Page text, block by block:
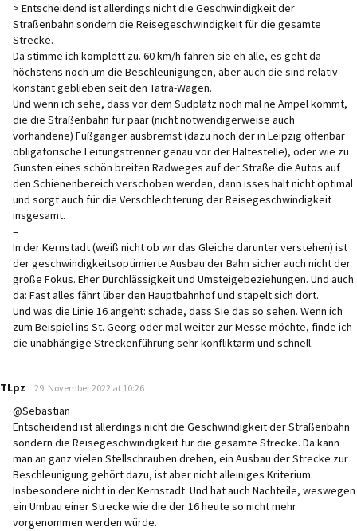
> Entscheidend ist allerdings nicht die Geschwindigkeit der
Straßenbahn sondern die Reisegeschwindigkeit für die gesamte
Strecke.
Da stimme ich komplett zu. 60 km/h fahren sie eh alle, es geht da
höchstens noch um die Beschleunigungen, aber auch die sind relativ
konstant geblieben seit den Tatra-Wagen.
Und wenn ich sehe, dass vor dem Südplatz noch mal ne Ampel kommt,
die die Straßenbahn für paar (nicht notwendigerweise auch
vorhandene) Fußgänger ausbremst (dazu noch der in Leipzig offenbar
obligatorische Leitungstrenner genau vor der Haltestelle), oder wie zu
Gunsten eines schön breiten Radweges auf der Straße die Autos auf
den Schienenbereich verschoben werden, dann isses halt nicht optimal
und sorgt auch für die Verschlechterung der Reisegeschwindigkeit
insgesamt.
–
In der Kernstadt (weiß nicht ob wir das Gleiche darunter verstehen) ist
der geschwindigkeitsoptimierte Ausbau der Bahn sicher auch nicht der
große Fokus. Eher Durchlässigkeit und Umsteigebeziehungen. Und auch
da: Fast alles fährt über den Hauptbahnhof und stapelt sich dort.
Und was die Linie 16 angeht: schade, dass Sie das so sehen. Wenn ich
zum Beispiel ins St. Georg oder mal weiter zur Messe möchte, finde ich
die unabhängige Streckenführung sehr konfliktarm und schnell.
TLpz says:
29. November 2022 at 10:26
@Sebastian
Entscheidend ist allerdings nicht die Geschwindigkeit der Straßenbahn
sondern die Reisegeschwindigkeit für die gesamte Strecke. Da kann
man an ganz vielen Stellschrauben drehen, ein Ausbau der Strecke zur
Beschleunigung gehört dazu, ist aber nicht alleiniges Kriterium.
Insbesondere nicht in der Kernstadt. Und hat auch Nachteile, weswegen
ein Umbau einer Strecke wie die der 16 heute so nicht mehr
vorgenommen werden würde.